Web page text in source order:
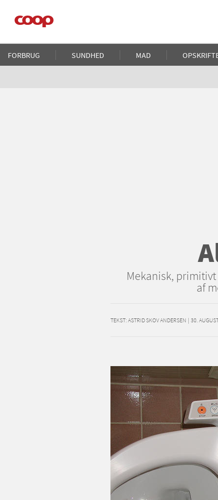
hovedindhold
Main
navigation
FORBRUG SUNDHED MAD
Brødkrumme
Mekanisk,
af
TEKST: ASTRID SKOV ANDERSEN | 30.